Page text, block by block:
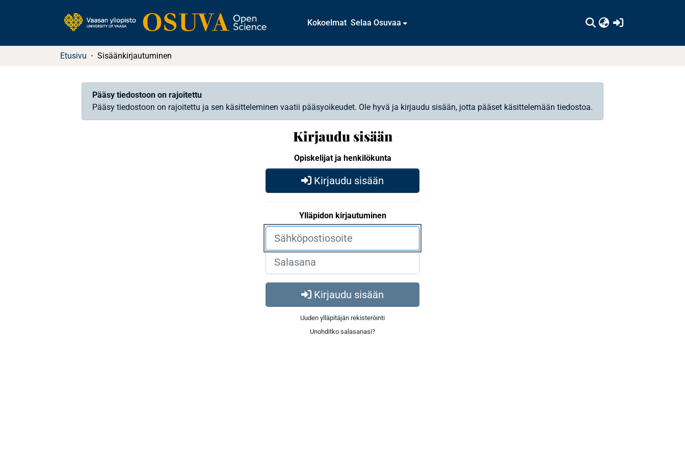
Kokoelmat Selaa Osuvaa
Etusivu Sisäänkirjautuminen
Pääsy tiedostoon on rajoitettu
Pääsy tiedostoon on rajoitettu ja sen käsitteleminen vaatii pääsyoikeudet. Ole hyvä ja kirjaudu sisään, jotta pääset käsittelemään tiedostoa.
Kirjaudu sisään
Opiskelijat ja henkilökunta
Kirjaudu sisään
Ylläpidon kirjautuminen
Kirjaudu sisään
Uuden ylläpitäjän rekisteröinti
Unohditko salasanasi?